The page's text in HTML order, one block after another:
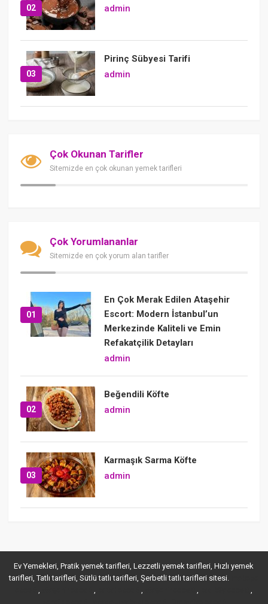
02
admin
03
Pirinç Sübyesi Tarifi
admin
Çok Okunan Tarifler
Sitemizde en çok okunan yemek tarifleri
Çok Yorumlananlar
Sitemizde en çok yorum alan tarifler
01
En Çok Merak Edilen Ataşehir
Escort: Modern İstanbul’un
Merkezinde Kaliteli ve Emin
Refakatçilik Detayları
admin
02
Beğendili Köfte
admin
03
Karmaşık Sarma Köfte
admin
Ev Yemekleri, Pratik yemek tarifleri, Lezzetli yemek tarifleri, Hızlı yemek
tarifleri, Tatlı tarifleri, Sütlü tatlı tarifleri, Şerbetli tatlı tarifleri sitesi.